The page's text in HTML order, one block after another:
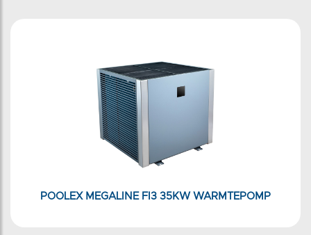
POOLEX MEGALINE FI3 35KW WARMTEPOMP